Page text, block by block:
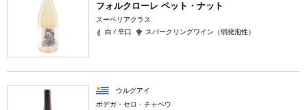
フォルクローレ ペット・ナット
スーペリアクラス
白 / 辛口
スパークリングワイン（弱発泡性）
ウルグアイ
ボデガ・セロ・チャペウ